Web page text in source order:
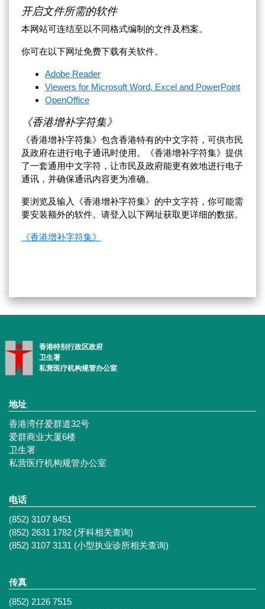
开启文件所需的软件
本网站可连结至以不同格式编制的文件及档案。
你可在以下网址免费下载有关软件。
Adobe Reader
Viewers for Microsoft Word, Excel and PowerPoint
OpenOffice
《香港增补字符集》
《香港增补字符集》包含香港特有的中文字符，可供市民
及政府在进行电子通讯时使用。《香港增补字符集》提供
了一套通用中文字符，让市民及政府能更有效地进行电子
通讯，并确保通讯内容更为准确。
要浏览及输入《香港增补字符集》的中文字符，你可能需
要安装额外的软件。请登入以下网址获取更详细的数据。
《香港增补字符集》
香港特别行政区政府
卫生署
私营医疗机构规管办公室
地址
香港湾仔爱群道32号
爱群商业大厦6楼
卫生署
私营医疗机构规管办公室
电话
(852) 3107 8451
(852) 2631 1782 (牙科相关查询)
(852) 3107 3131 (小型执业诊所相关查询)
传真
(852) 2126 7515